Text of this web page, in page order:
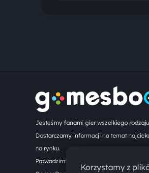
Jesteśmy fanami gier wszelkiego
Dostarczamy informacji na temat
na rynku.
Prowadzimy turnieje online. Działamy od
Korzystamy z